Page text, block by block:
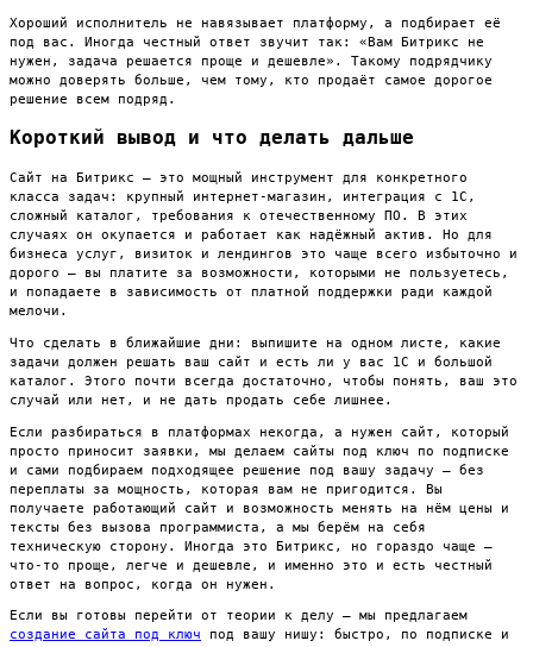
Хороший исполнитель не навязывает платформу, а подбирает её
под вас. Иногда честный ответ звучит так: «Вам Битрикс не
нужен, задача решается проще и дешевле». Такому подрядчику
можно доверять больше, чем тому, кто продаёт самое дорогое
решение всем подряд.
Короткий вывод и что делать дальше
Сайт на Битрикс — это мощный инструмент для конкретного
класса задач: крупный интернет-магазин, интеграция с 1С,
сложный каталог, требования к отечественному ПО. В этих
случаях он окупается и работает как надёжный актив. Но для
бизнеса услуг, визиток и лендингов это чаще всего избыточно и
дорого — вы платите за возможности, которыми не пользуетесь,
и попадаете в зависимость от платной поддержки ради каждой
мелочи.
Что сделать в ближайшие дни: выпишите на одном листе, какие
задачи должен решать ваш сайт и есть ли у вас 1С и большой
каталог. Этого почти всегда достаточно, чтобы понять, ваш это
случай или нет, и не дать продать себе лишнее.
Если разбираться в платформах некогда, а нужен сайт, который
просто приносит заявки, мы делаем сайты под ключ по подписке
и сами подбираем подходящее решение под вашу задачу — без
переплаты за мощность, которая вам не пригодится. Вы
получаете работающий сайт и возможность менять на нём цены и
тексты без вызова программиста, а мы берём на себя
техническую сторону. Иногда это Битрикс, но гораздо чаще —
что-то проще, легче и дешевле, и именно это и есть честный
ответ на вопрос, когда он нужен.
Если вы готовы перейти от теории к делу — мы предлагаем
создание сайта под ключ под вашу нишу: быстро, по подписке и